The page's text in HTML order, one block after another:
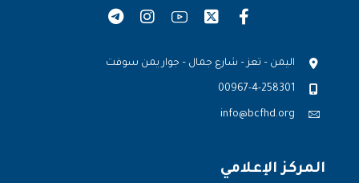
اليمن – تعز – شارع جمال – جوار يمن سوفت
00967-4-258301
info@bcfhd.org
المركز الإعلامي